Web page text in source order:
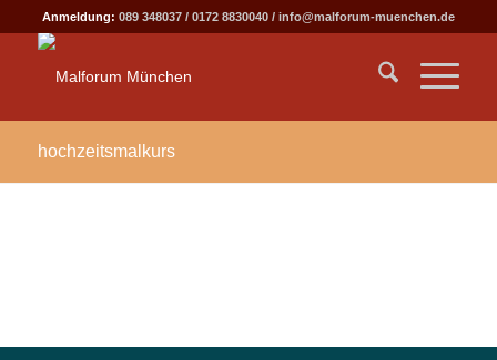
Anmeldung: 089 348037/ 0172 8830040/ info@malforum-muenchen.de
hochzeitsmalkurs